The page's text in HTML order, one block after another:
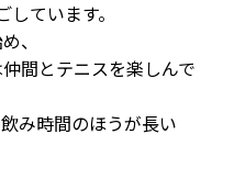
ています。
、
間とテニスを楽しんで
み時間のほうが長い